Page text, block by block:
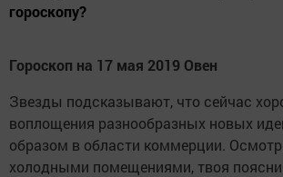
гороскопу?
Гороскоп на 17 мая 2019 Овен
Звезды подсказывают, что сейчас
воплощения разнообразных новых
образом в области коммерции.
холодными помещениями, твоя